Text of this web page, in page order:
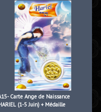
Carte Ange de Naissance
(1-5 Juin) + Médaille